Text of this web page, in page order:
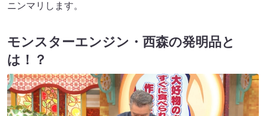
ニンマリします。
モンスターエンジン・西森の発明品と
は！？